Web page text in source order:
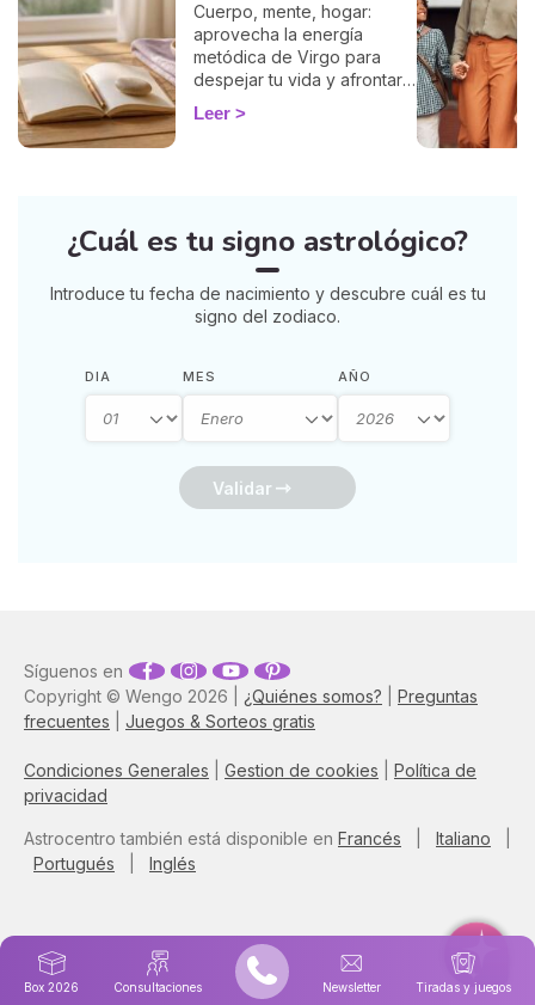
Cuerpo, mente, hogar:
aprovecha la energía
metódica de Virgo para
despejar tu vida y afrontar
la vuelta de 2026 con
ligereza. La guía de Marisa.
Leer
¿Cuál es tu signo astrológico?
Introduce tu fecha de nacimiento y descubre cuál es tu
signo del zodiaco.
DIA MES AÑO
Validar
Box 2026 Consultaciones Newsletter Tiradas y juegos
Copyright © Wengo 2026 | ¿Quiénes somos?
Preguntas
frecuentes
Juegos & Sorteos gratis
Condiciones Generales Gestion de cookies
Política de
privacidad
Síguenos en
Astrocentro también está disponible en Francés Italiano
Portugués
Inglés